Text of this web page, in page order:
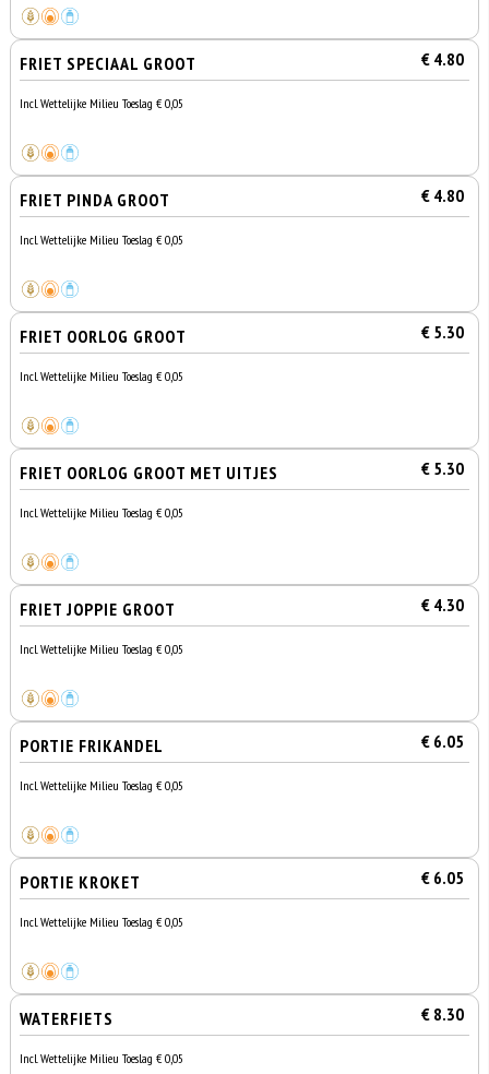
FRIET SPECIAAL GROOT € 4.80
Incl. Wettelijke Milieu Toeslag € 0,05
FRIET PINDA GROOT € 4.80
Incl. Wettelijke Milieu Toeslag € 0,05
FRIET OORLOG GROOT € 5.30
Incl. Wettelijke Milieu Toeslag € 0,05
FRIET OORLOG GROOT MET UITJES € 5.30
Incl. Wettelijke Milieu Toeslag € 0,05
FRIET JOPPIE GROOT € 4.30
Incl. Wettelijke Milieu Toeslag € 0,05
PORTIE FRIKANDEL € 6.05
Incl. Wettelijke Milieu Toeslag € 0,05
PORTIE KROKET € 6.05
Incl. Wettelijke Milieu Toeslag € 0,05
WATERFIETS € 8.30
Incl. Wettelijke Milieu Toeslag € 0,05